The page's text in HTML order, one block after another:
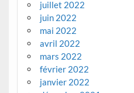
juillet 2022
juin 2022
mai 2022
avril 2022
mars 2022
février 2022
janvier 2022